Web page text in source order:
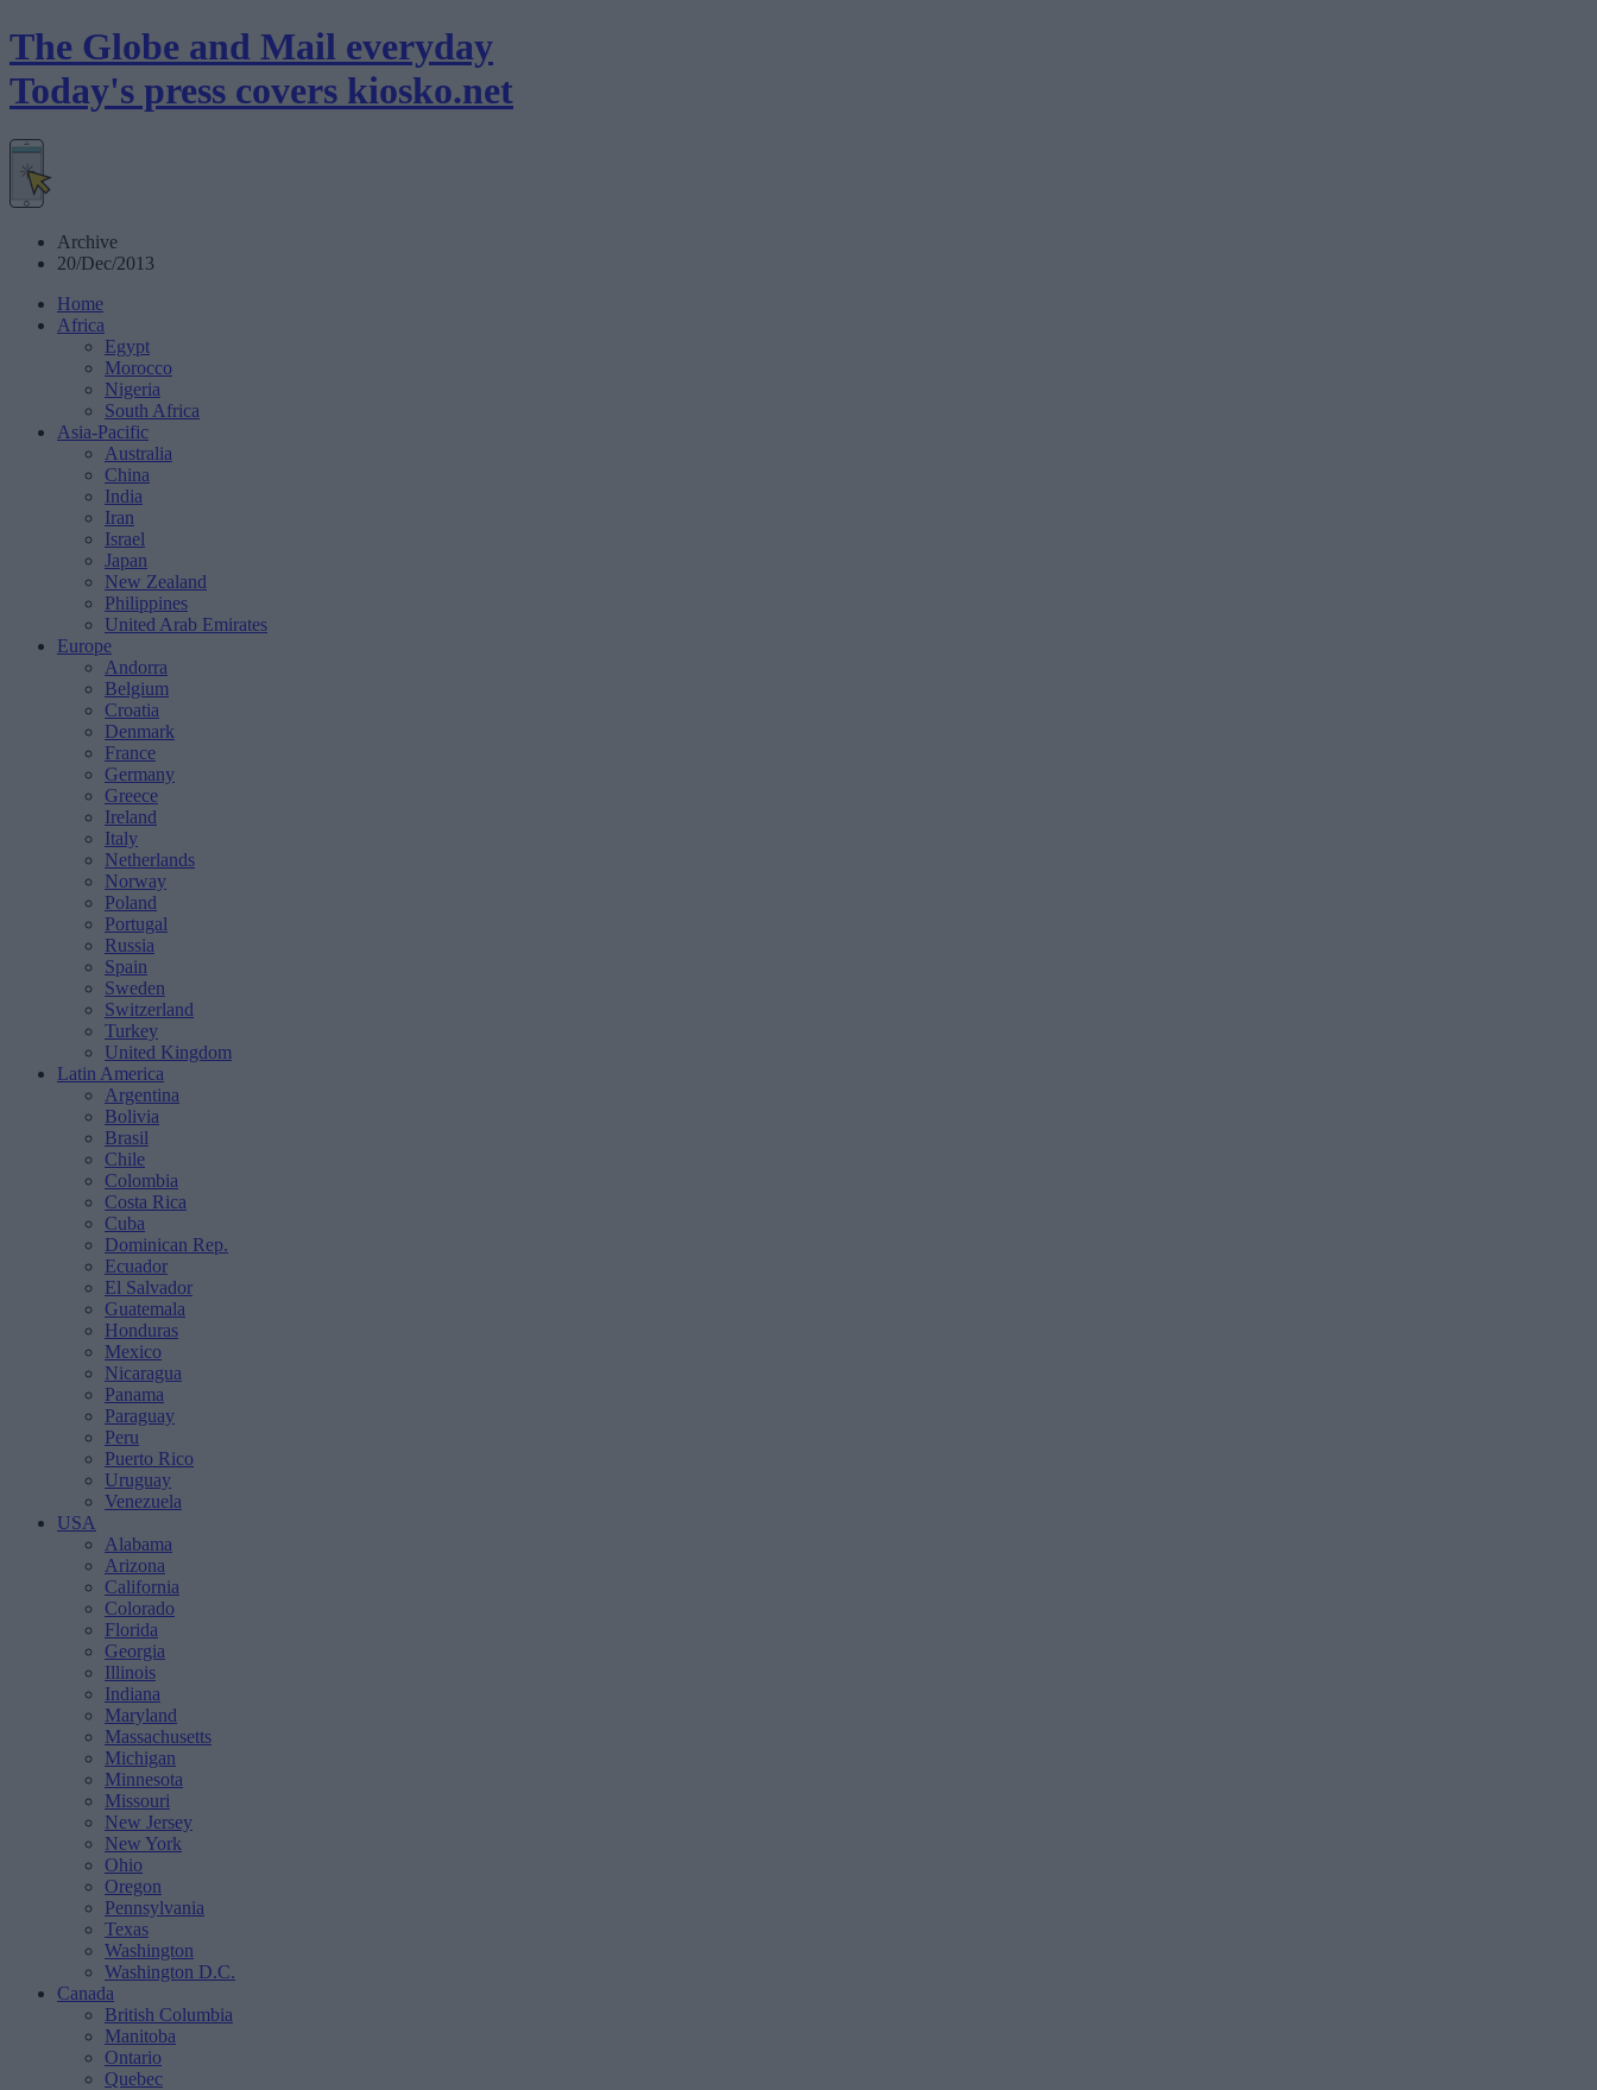
The Globe and Mail everyday
Today's press covers kiosko.net
Archive
20/Dec/2013
Home
Africa
Egypt
Morocco
Nigeria
South Africa
Asia-Pacific
Australia
China
India
Iran
Israel
Japan
New Zealand
Philippines
United Arab Emirates
Europe
Andorra
Belgium
Croatia
Denmark
France
Germany
Greece
Ireland
Italy
Netherlands
Norway
Poland
Portugal
Russia
Spain
Sweden
Switzerland
Turkey
United Kingdom
Latin America
Argentina
Bolivia
Brasil
Chile
Colombia
Costa Rica
Cuba
Dominican Rep.
Ecuador
El Salvador
Guatemala
Honduras
Mexico
Nicaragua
Panama
Paraguay
Peru
Puerto Rico
Uruguay
Venezuela
USA
Alabama
Arizona
California
Colorado
Florida
Georgia
Illinois
Indiana
Maryland
Massachusetts
Michigan
Minnesota
Missouri
New Jersey
New York
Ohio
Oregon
Pennsylvania
Texas
Washington
Washington D.C.
Canada
British Columbia
Manitoba
Ontario
Quebec